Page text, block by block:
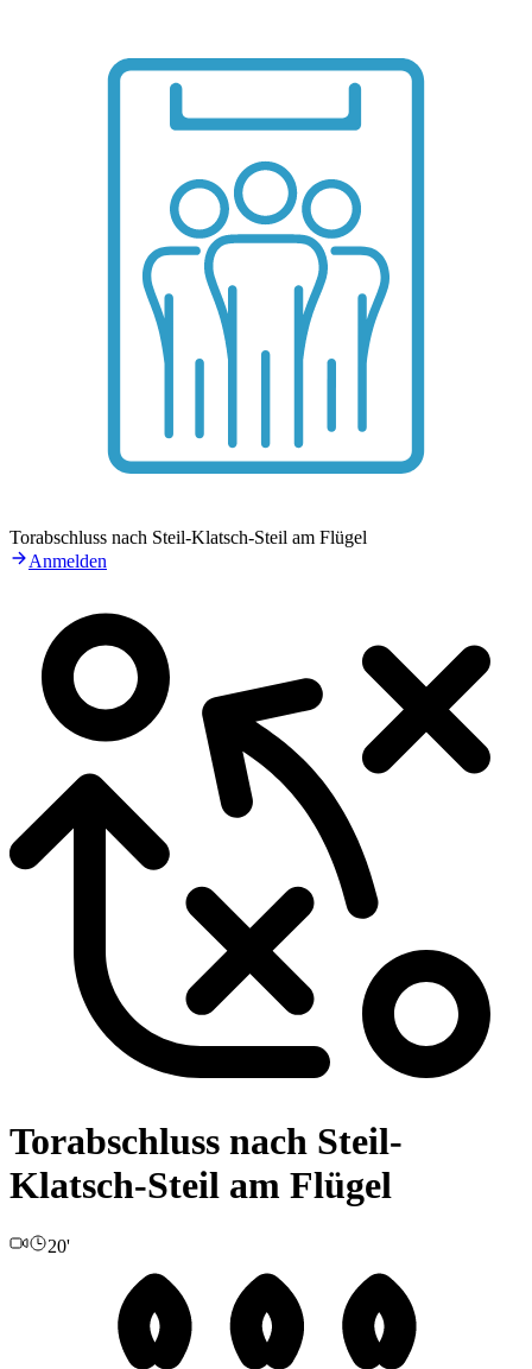
Torabschluss nach Steil-Klatsch-Steil am Flügel
Anmelden
Torabschluss nach Steil-
Klatsch-Steil am Flügel
20'